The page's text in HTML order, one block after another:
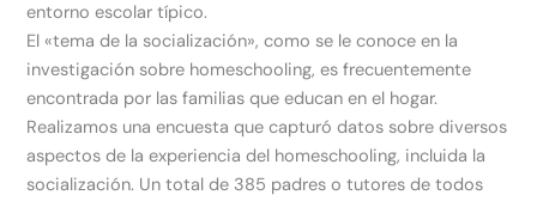
entorno escolar típico.
El «tema de la socialización», como se le conoce en la
investigación sobre homeschooling, es frecuentemente
encontrada por las familias que educan en el hogar.
Realizamos una encuesta que capturó datos sobre diversos
aspectos de la experiencia del homeschooling, incluida la
socialización. Un total de 385 padres o tutores de todos